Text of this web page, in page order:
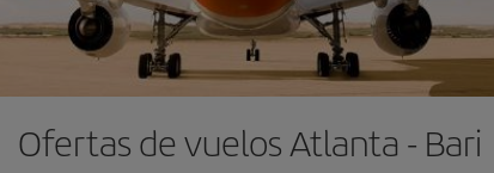
Ofertas de vuelos Atlanta - Bari